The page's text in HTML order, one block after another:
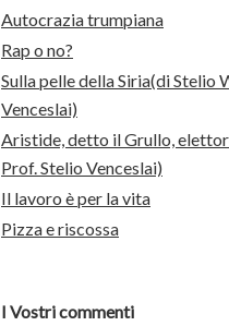
Autocrazia trumpiana
Rap o no?
Sulla pelle della Siria(di Stelio
Venceslai)
Aristide, detto il Grullo,
Prof. Stelio Venceslai)
Il lavoro è per la vita
Pizza e riscossa
I Vostri commenti